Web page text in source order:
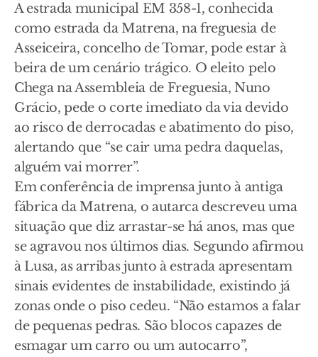
A estrada municipal EM 358-1, conhecida
como estrada da Matrena, na freguesia de
Asseiceira, concelho de Tomar, pode estar à
beira de um cenário trágico. O eleito pelo
Chega na Assembleia de Freguesia, Nuno
Grácio, pede o corte imediato da via devido
ao risco de derrocadas e abatimento do piso,
alertando que “se cair uma pedra daquelas,
alguém vai morrer”.
Em conferência de imprensa junto à antiga
fábrica da Matrena, o autarca descreveu uma
situação que diz arrastar-se há anos, mas que
se agravou nos últimos dias. Segundo afirmou
à Lusa, as arribas junto à estrada apresentam
sinais evidentes de instabilidade, existindo já
zonas onde o piso cedeu. “Não estamos a falar
de pequenas pedras. São blocos capazes de
esmagar um carro ou um autocarro”,